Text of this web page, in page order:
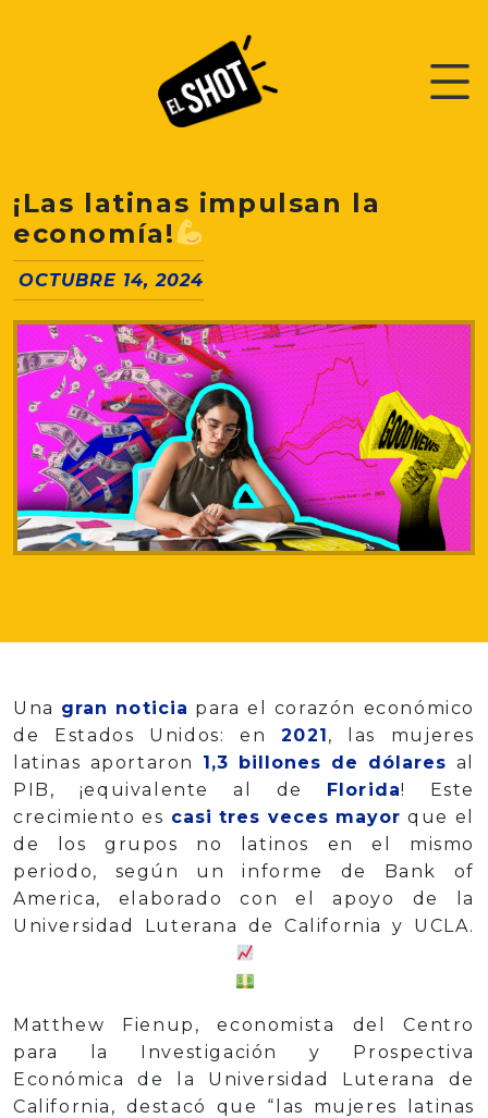
¡Las latinas impulsan la
economía!
OCTUBRE 14, 2024
Una gran noticia para el corazón económico
de Estados Unidos: en2021, las mujeres
latinas aportaron 1,3 billones de dólares al
PIB, ¡equivalente al de Florida! Este
crecimiento es casi tres veces mayor que el
de los grupos no latinos en el mismo
periodo, según un informe de Bank of
America, elaborado con el apoyo de la
Universidad Luterana de California y UCLA.
Matthew Fienup, economista del Centro
para la Investigación y Prospectiva
Económica de la Universidad Luterana de
California, destacó que “las mujeres latinas